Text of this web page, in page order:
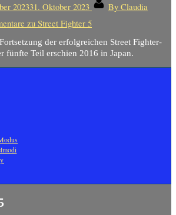
202331. Oktober 2023 By Claudia
zu Street Fighter 5
der erfolgreichen Street Fighter-
fünfte Teil erschien 2016 in Japan.